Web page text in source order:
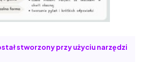
stworzony przy użyciu narzędzi